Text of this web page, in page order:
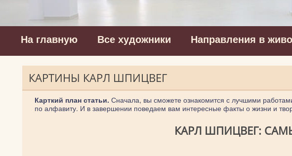
На главную Все художники Направления в
КАРТИНЫ КАРЛ ШПИЦВЕГ
Карткий план статьи. Сначала, вы сможете ознакомится с лучшими
по алфавиту. И в завершении поведаем вам интересные факты о жизни и
КАРЛ ШПИЦВЕГ: